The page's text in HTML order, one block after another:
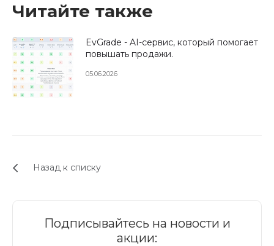
Читайте также
EvGrade - AI-сервис, который помогает
повышать продажи.
05.06.2026
Назад к списку
Подписывайтесь на новости и
акции: